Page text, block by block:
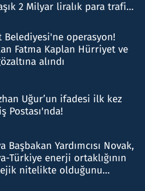
2 Milyar liralık para trafiği
Belediyesi'ne operasyon!
Fatma Kaplan Hürriyet ve
alındı
Uğur’un ifadesi ilk kez
Postası'nda!
Başbakan Yardımcısı Novak,
Türkiye enerji ortaklığının
nitelikte olduğunu